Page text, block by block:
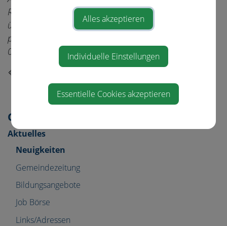
Gemeinde & Bürgerservice
Aktuelles
Neuigkeiten
Gemeindezeitung
Bildungsangebote
Job Börse
Links/Adressen
Reservierungs-System www.schnupperticket.at oder
über den Link auf der Gemeindehomepage www.st-
pantaleon-erla.gv.at oder telefonisch unter Tel:
07435/7271 reserviert werden.
⇐ zurück
Alles akzeptieren
Individuelle Einstellungen
Essentielle Cookies akzeptieren